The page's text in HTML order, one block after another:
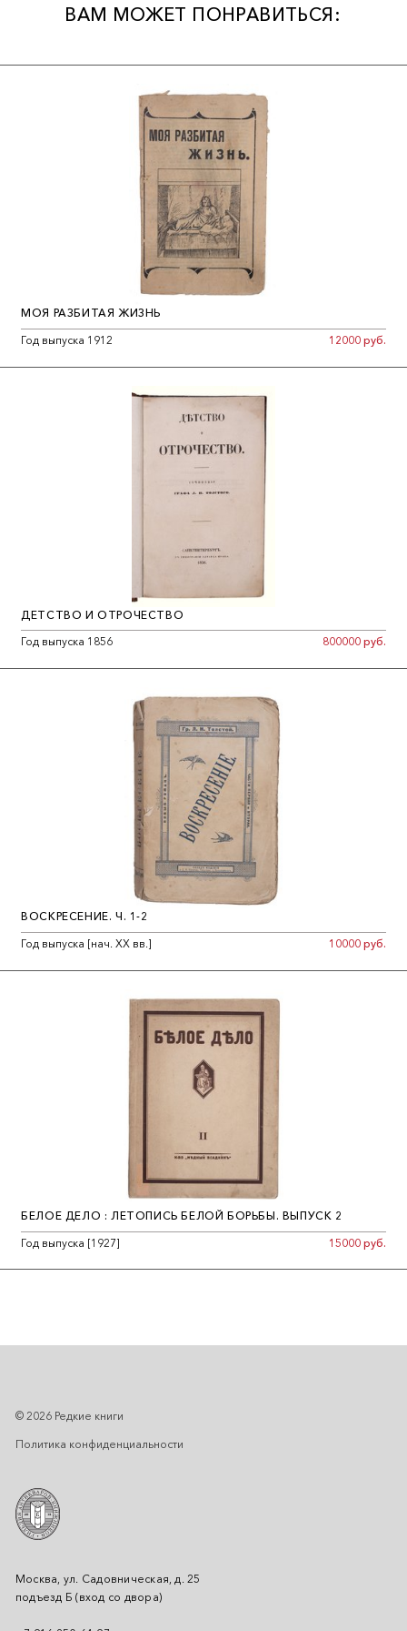
университете. Автор более тридцати книг. Один из
ВАМ МОЖЕТ ПОНРАВИТЬСЯ:
МОЯ РАЗБИТАЯ ЖИЗНЬ
Год выпуска 1912
12000 руб.
ДЕТСТВО И ОТРОЧЕСТВО
Год выпуска 1856
800000 руб.
ВОСКРЕСЕНИЕ. Ч. 1-2
Год выпуска [нач. ХХ вв.]
10000 руб.
БЕЛОЕ ДЕЛО : ЛЕТОПИСЬ БЕЛОЙ БОРЬБЫ. ВЫПУСК 2
Год выпуска [1927]
15000 руб.
Москва, ул. Садовническая, д. 25
подъезд Б (вход со двора)
© 2026 Редкие книги
Политика конфиденциальности